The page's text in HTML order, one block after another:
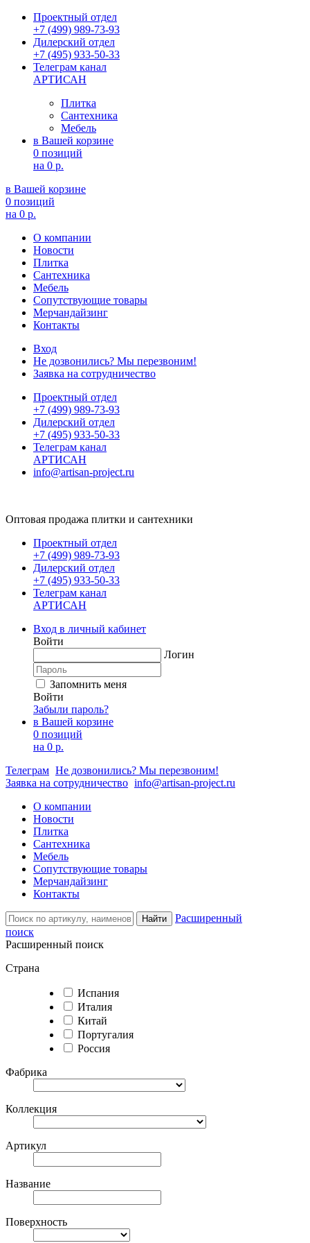
Проектный отдел
+7 (499) 989-73-93
Дилерский отдел
+7 (495) 933-50-33
Телеграм канал
АРТИСАН
Плитка
Сантехника
Мебель
в Вашей корзине
0 позиций
на 0 р.
в Вашей корзине
0 позиций
на 0 р.
О компании
Новости
Плитка
Сантехника
Мебель
Сопутствующие товары
Мерчандайзинг
Контакты
Вход
Не дозвонились? Мы перезвоним!
Заявка на сотрудничество
Проектный отдел
+7 (499) 989-73-93
Дилерский отдел
+7 (495) 933-50-33
Телеграм канал
АРТИСАН
info@artisan-project.ru
Оптовая продажа плитки и сантехники
Проектный отдел
+7 (499) 989-73-93
Дилерский отдел
+7 (495) 933-50-33
Телеграм канал
АРТИСАН
Вход в личный кабинет
Войти
Логин
Запомнить меня
Войти
Забыли пароль?
в Вашей корзине
0 позиций
на 0 р.
Телеграм Не дозвонились? Мы перезвоним!
Заявка на сотрудничество info@artisan-project.ru
О компании
Новости
Плитка
Сантехника
Мебель
Сопутствующие товары
Мерчандайзинг
Контакты
Найти
Расширенный
поиск
Расширенный поиск
Страна
Испания
Италия
Китай
Португалия
Россия
Фабрика
Коллекция
Артикул
Название
Поверхность